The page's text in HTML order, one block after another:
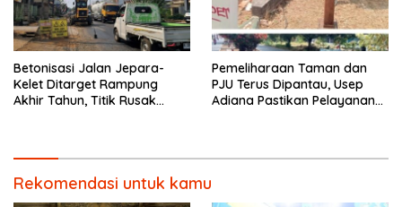
Betonisasi Jalan Jepara-
Kelet Ditarget Rampung
Akhir Tahun, Titik Rusak
Pemeliharaan Taman dan
PJU Terus Dipantau, Usep
Adiana Pastikan Pelayanan
Rekomendasi untuk kamu